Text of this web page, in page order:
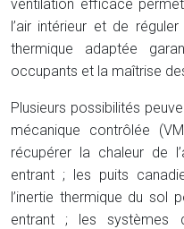
ventilation efficace
l’air intérieur et de réguler
thermique adaptée
occupants et la maîtrise
Plusieurs possibilités
mécanique contrôlée
récupérer la chaleur de
entrant ; les puits
l’inertie thermique du sol
entrant ; les systèmes